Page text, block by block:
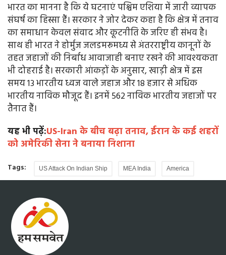
भारत का मानना है कि ये घटनाएं पश्चिम एशिया में जारी व्यापक
संघर्ष का हिस्सा हैं। सरकार ने जोर देकर कहा है कि क्षेत्र में तनाव
का समाधान केवल संवाद और कूटनीति के जरिए ही संभव है।
साथ ही भारत ने होर्मुज जलडमरूमध्य से अंतरराष्ट्रीय कानूनों के
तहत जहाजों की निर्बाध आवाजाही बनाए रखने की आवश्यकता
भी दोहराई है। सरकारी आंकड़ों के अनुसार, खाड़ी क्षेत्र में इस
समय 13 भारतीय ध्वज वाले जहाज और 18 हजार से अधिक
भारतीय नाविक मौजूद हैं। इनमें 562 नाविक भारतीय जहाजों पर
तैनात हैं।
यह भी पढ़ें:US-Iran के बीच बढ़ा तनाव, ईरान के कई शहरों
को अमेरिकी सेना ने बनाया निशाना
Tags: US Attack On Indian Ship MEA India America